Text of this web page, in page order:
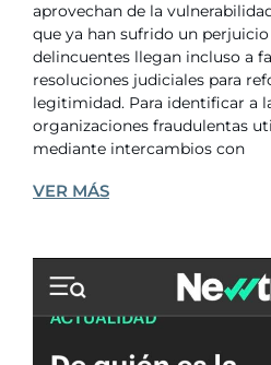
aprovechan de la
que ya han sufrido un
delincuentes llegan incluso a
resoluciones judiciales para
legitimidad. Para identificar a
organizaciones fraudulentas
mediante intercambios con
VER MÁS